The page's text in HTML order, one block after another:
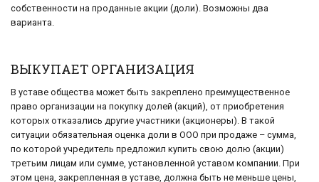
собственности на проданные акции (доли). Возможны два
варианта.
ВЫКУПАЕТ ОРГАНИЗАЦИЯ
В уставе общества может быть закреплено преимущественное
право организации на покупку долей (акций), от приобретения
которых отказались другие участники (акционеры). В такой
ситуации обязательная оценка доли в ООО при продаже – сумма,
по которой учредитель предложил купить свою долю (акции)
третьим лицам или сумме, установленной уставом компании. При
этом цена, закрепленная в уставе, должна быть не меньше цены,